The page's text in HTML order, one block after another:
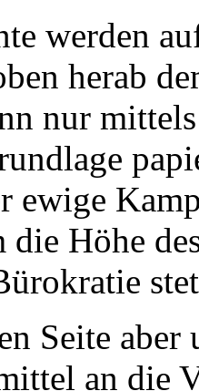
werden
herab
nur mittels
ewige
Höhe
Seite
an die